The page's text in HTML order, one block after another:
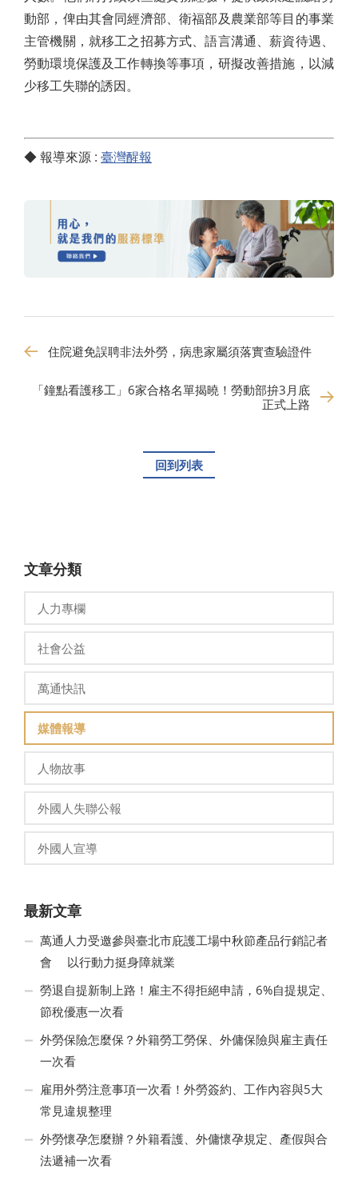
動部，俾由其會同經濟部、衛福部及農業部等目的事業
主管機關，就移工之招募方式、語言溝通、薪資待遇、
勞動環境保護及工作轉換等事項，研擬改善措施，以減
少移工失聯的誘因。
◆ 報導來源 : 臺灣醒報
住院避免誤聘非法外勞，病患家屬須落實查驗證件
「鐘點看護移工」6家合格名單揭曉！勞動部拚3月底
正式上路
回到列表
文章分類
人力專欄
社會公益
萬通快訊
媒體報導
人物故事
外國人失聯公報
外國人宣導
最新文章
萬通人力受邀參與臺北市庇護工場中秋節產品行銷記者
會 以行動力挺身障就業
勞退自提新制上路！雇主不得拒絕申請，6%自提規定、
節稅優惠一次看
外勞保險怎麼保？外籍勞工勞保、外傭保險與雇主責任
一次看
雇用外勞注意事項一次看！外勞簽約、工作內容與5大
常見違規整理
外勞懷孕怎麼辦？外籍看護、外傭懷孕規定、產假與合
法遞補一次看